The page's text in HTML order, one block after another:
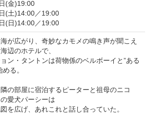
(金)19:00
(土)14:00／19:00
(日)14:00／19:00
が広がり、奇妙なカモメの鳴き声が聞こえ
辺のホテルで、
ン・タントンは荷物係のベルボーイと”ある
る。
の部屋に宿泊するピーターと祖母のニコ
愛犬パーシーは
を広げ、あれこれと話し合っていた。